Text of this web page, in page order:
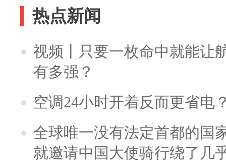
热点新闻
视频丨只要一枚命中就能让
有多强？
空调24小时开着反而更省电
全球唯一没有法定首都的国
就邀请中国大使骑行绕了几